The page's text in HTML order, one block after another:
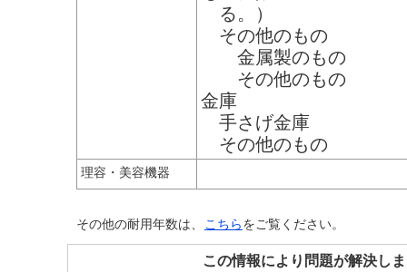
る。）
その他のもの
金属製のもの
その他のもの
金庫
手さげ金庫
その他のもの
理容・美容機器
その他の耐用年数は、 こちらをご覧ください。
この情報により問題が解決し